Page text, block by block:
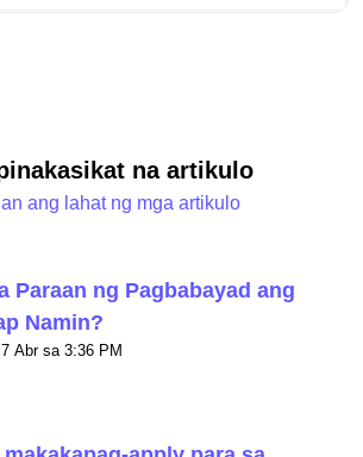
na artikulo
ang lahat ng mga artikulo
Paraan ng Pagbabayad ang
Namin?
Binago sa Tue, 7 Abr sa 3:36 PM